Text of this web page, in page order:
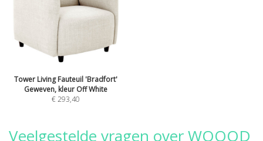
Tower Living Fauteuil 'Bradfort'
Geweven, kleur Off White
€ 293,40
Veelgestelde vragen over WOOOD